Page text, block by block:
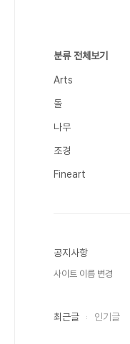
분류 전체보기
Arts
돌
나무
조경
Fineart
공지사항
사이트 이름 변경
최근글 인기글